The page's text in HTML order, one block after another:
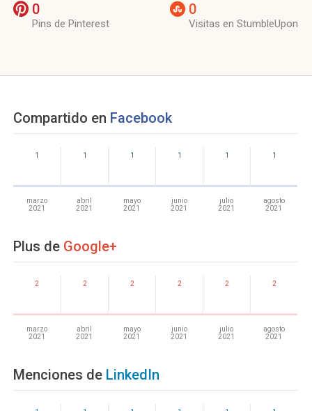
0
Pins de Pinterest
0
Visitas en StumbleUpon
Compartido en Facebook
1
marzo
2021
1
abril
2021
1
mayo
2021
1
junio
2021
1
julio
2021
1
agosto
2021
Plus de Google+
2
marzo
2021
2
abril
2021
2
mayo
2021
2
junio
2021
2
julio
2021
2
agosto
2021
Menciones de LinkedIn